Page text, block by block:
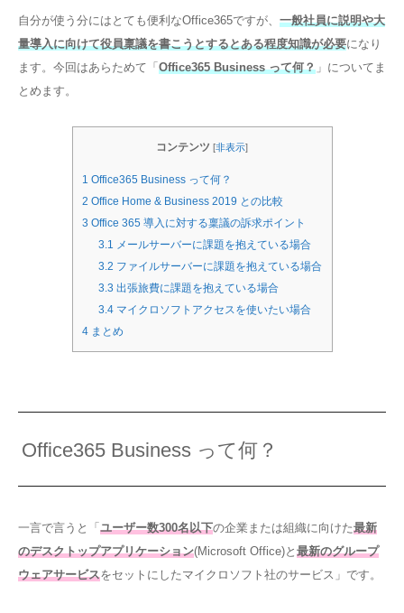
自分が使う分にはとても便利なOffice365ですが、 一般社員に説明や大
量導入に向けて役員稟議を書こうとするとある程度知識が必要になり
ます。今回はあらためて「Office365 Business って何？ 」についてま
とめます。
コンテンツ [非表示]
1 Office365 Business って何？
2 Office Home & Business 2019 との比較
3 Office 365 導入に対する稟議の訴求ポイント
3.1 メールサーバーに課題を抱えている場合
3.2 ファイルサーバーに課題を抱えている場合
3.3 出張旅費に課題を抱えている場合
3.4 マイクロソフトアクセスを使いたい場合
4まとめ
Office365 Business って何？
一言で言うと「ユーザー数300名以下の企業または組織に向けた最新
のデスクトップアプリケーション(Microsoft Office)と 最新のグループ
ウェアサービスをセットにしたマイクロソフト社のサービス」です。